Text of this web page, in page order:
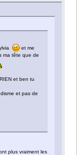
et me
ma tête que de
et ben tu
et pas de
plus vraiment les